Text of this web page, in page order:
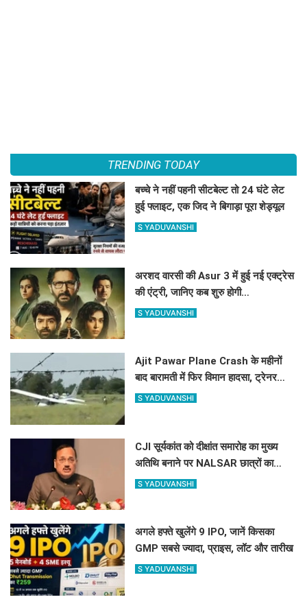
TRENDING TODAY
बच्चे ने नहीं पहनी सीटबेल्ट तो 24 घंटे लेट
हुई फ्लाइट, एक जिद ने बिगाड़ा पूरा शेड्यूल
S YADUVANSHI
अरशद वारसी की Asur 3 में हुई नई एक्ट्रेस
की एंट्री, जानिए कब शुरु होगी
साइकोलॉजिकल थ्रिलर वेब सिरीज की शूटिंग
S YADUVANSHI
Ajit Pawar Plane Crash के महीनों
बाद बारामती में फिर विमान हादसा, ट्रेनर
एयरक्राफ्ट क्रैश, पायलट सेफ
S YADUVANSHI
CJI सूर्यकांत को दीक्षांत समारोह का मुख्य
अतिथि बनाने पर NALSAR छात्रों का
विरोध, जानिए क्या है वजह
S YADUVANSHI
अगले हफ्ते खुलेंगे 9 IPO, जानें किसका
GMP सबसे ज्यादा, प्राइस, लॉट और तारीख
S YADUVANSHI